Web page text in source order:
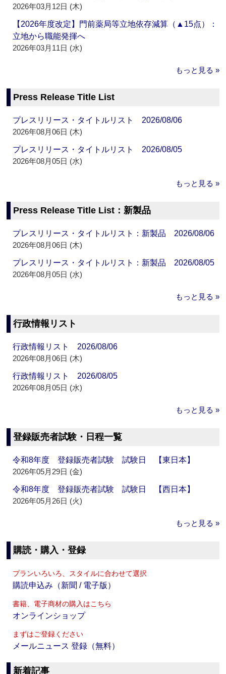
2026年03月12日 (木)
【2026年度改定】門前薬局等立地依存減算（▲15点）：
立地から職能発揮へ
2026年03月11日 (水)
もっと見る »
Press Release Title List
プレスリリース・タイトルリスト 2026/08/06
2026年08月06日 (木)
プレスリリース・タイトルリスト 2026/08/05
2026年08月05日 (水)
もっと見る »
Press Release Title List：新製品
プレスリリース・タイトルリスト：新製品 2026/08/06
2026年08月06日 (木)
プレスリリース・タイトルリスト：新製品 2026/08/05
2026年08月05日 (水)
もっと見る »
行政情報リスト
行政情報リスト 2026/08/06
2026年08月06日 (木)
行政情報リスト 2026/08/05
2026年08月05日 (水)
もっと見る »
登録販売者試験・日程一覧
令和8年度 登録販売者試験 試験日 【東日本】
2026年05月29日 (金)
令和8年度 登録販売者試験 試験日 【西日本】
2026年05月26日 (火)
もっと見る »
購読・購入・登録
プランいろいろ、スタイルに合わせて選択
購読申込み（新聞 / 電子版）
書籍、電子商材の購入はこちら
オンラインショップ
まずはご登録ください
メールニュース 登録（無料）
新着記事